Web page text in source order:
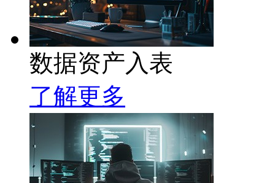
数据资产入表
了解更多